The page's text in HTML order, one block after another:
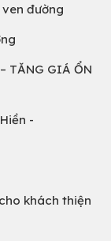
đường
TĂNG GIÁ ỔN
-
khách thiện